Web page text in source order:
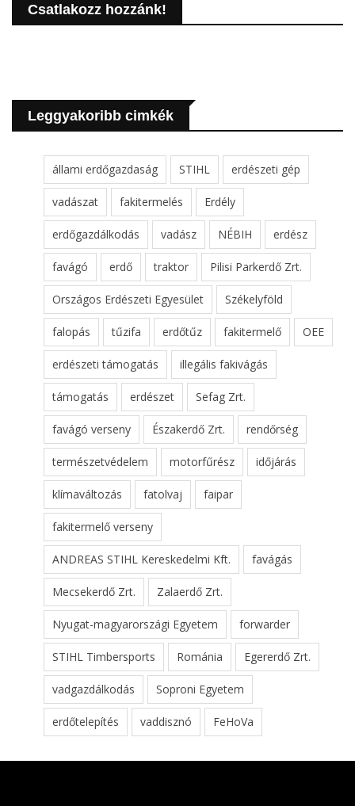
Csatlakozz hozzánk!
Leggyakoribb cimkék
állami erdőgazdaság STIHL erdészeti gép
vadászat fakitermelés Erdély
erdőgazdálkodás vadász NÉBIH erdész
favágó erdő traktor Pilisi Parkerdő Zrt.
Országos Erdészeti Egyesület Székelyföld
falopás tűzifa erdőtűz fakitermelő OEE
erdészeti támogatás illegális fakivágás
támogatás erdészet Sefag Zrt.
favágó verseny Északerdő Zrt. rendőrség
természetvédelem motorfűrész időjárás
klímaváltozás fatolvaj faipar
fakitermelő verseny
ANDREAS STIHL Kereskedelmi Kft. favágás
Mecsekerdő Zrt. Zalaerdő Zrt.
Nyugat-magyarországi Egyetem forwarder
STIHL Timbersports Románia Egererdő Zrt.
vadgazdálkodás Soproni Egyetem
erdőtelepítés vaddisznó FeHoVa